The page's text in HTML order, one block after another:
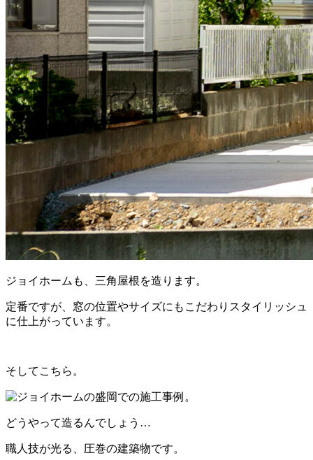
ジョイホームも、三角屋根を造ります。
定番ですが、窓の位置やサイズにもこだわりスタイリッシュ
に仕上がっています。
そしてこちら。
どうやって造るんでしょう…
職人技が光る、圧巻の建築物です。